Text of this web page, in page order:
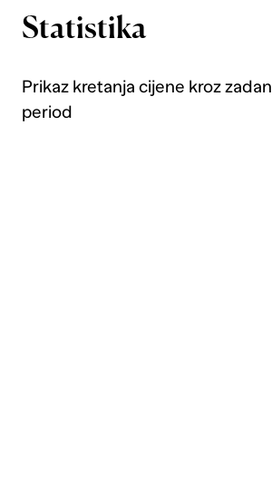
Statistika
Prikaz kretanja cijene kroz
period